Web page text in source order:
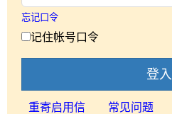
忘记口令
记住帐号口令
登入
重寄启用信 常见问题